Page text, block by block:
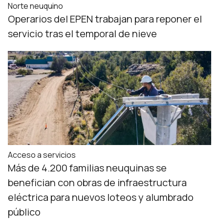
Norte neuquino
Operarios del EPEN trabajan para reponer el
servicio tras el temporal de nieve
Acceso a servicios
Más de 4.200 familias neuquinas se
benefician con obras de infraestructura
eléctrica para nuevos loteos y alumbrado
público